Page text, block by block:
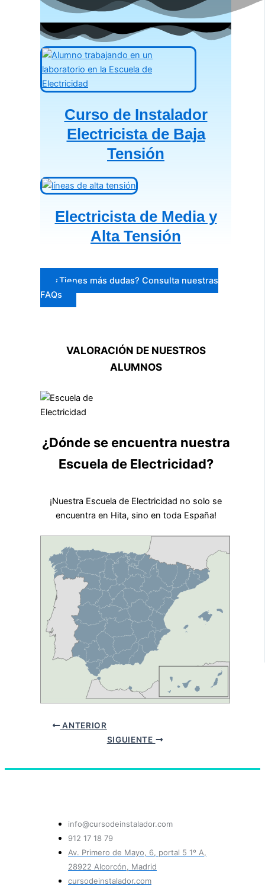
Curso de Instalador
Electricista de Baja
Tensión
Electricista de Media y
Alta Tensión
¿Tienes más dudas? Consulta nuestras
FAQs
VALORACIÓN DE NUESTROS
ALUMNOS
¿Dónde se encuentra nuestra
Escuela de Electricidad?
¡Nuestra Escuela de Electricidad no solo se
encuentra en Hita, sino en toda España!
ANTERIOR
SIGUIENTE
info@cursodeinstalador.com
912 17 18 79
Av. Primero de Mayo, 6, portal 5 1º A,
28922 Alcorcón, Madrid
cursodeinstalador.com